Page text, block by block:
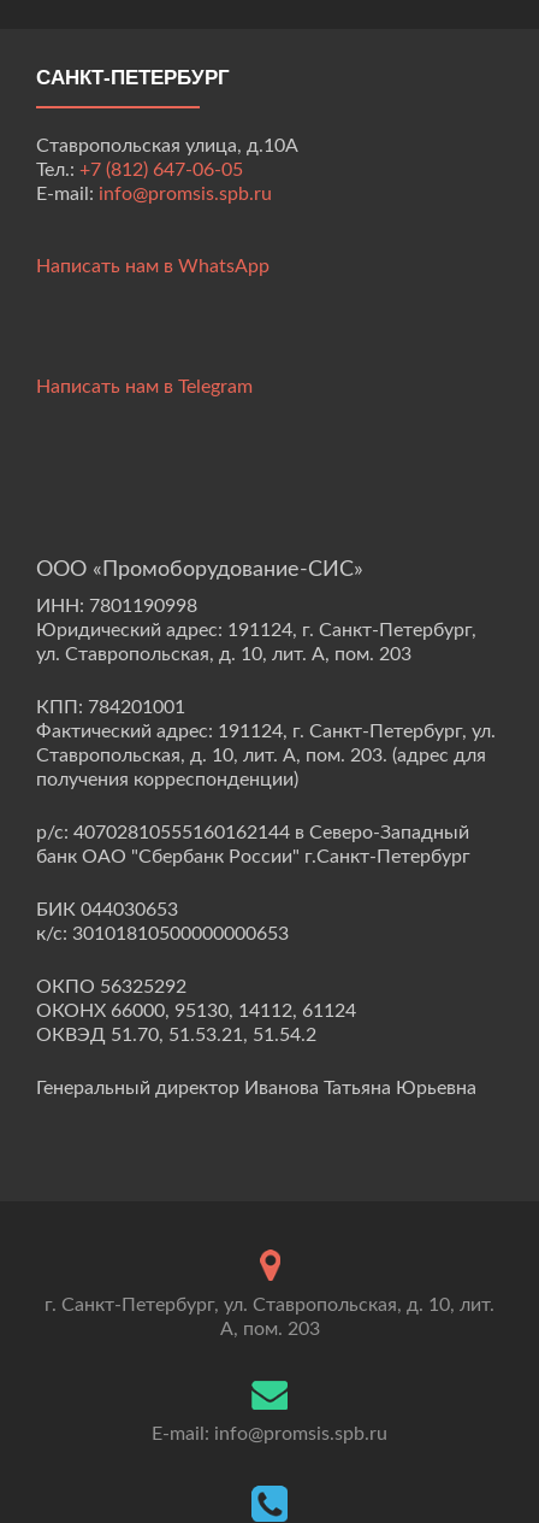
САНКТ-ПЕТЕРБУРГ
Ставропольская улица, д.10А
Тел.: +7 (812) 647-06-05
E-mail: info@promsis.spb.ru
Написать нам в WhatsApp
Написать нам в Telegram
ООО «Промоборудование-СИС»
ИНН: 7801190998
Юридический адрес: 191124, г. Санкт-Петербург,
ул. Ставропольская, д. 10, лит. А, пом. 203
КПП: 784201001
Фактический адрес: 191124, г. Санкт-Петербург, ул.
Ставропольская, д. 10, лит. А, пом. 203. (адрес для
получения корреспонденции)
р/с: 40702810555160162144 в Северо-Западный
банк ОАО "Сбербанк России" г.Санкт-Петербург
БИК 044030653
к/с: 30101810500000000653
ОКПО 56325292
ОКОНХ 66000, 95130, 14112, 61124
ОКВЭД 51.70, 51.53.21, 51.54.2
Генеральный директор Иванова Татьяна Юрьевна
г. Санкт-Петербург, ул. Ставропольская, д. 10, лит.
А, пом. 203
E-mail: info@promsis.spb.ru